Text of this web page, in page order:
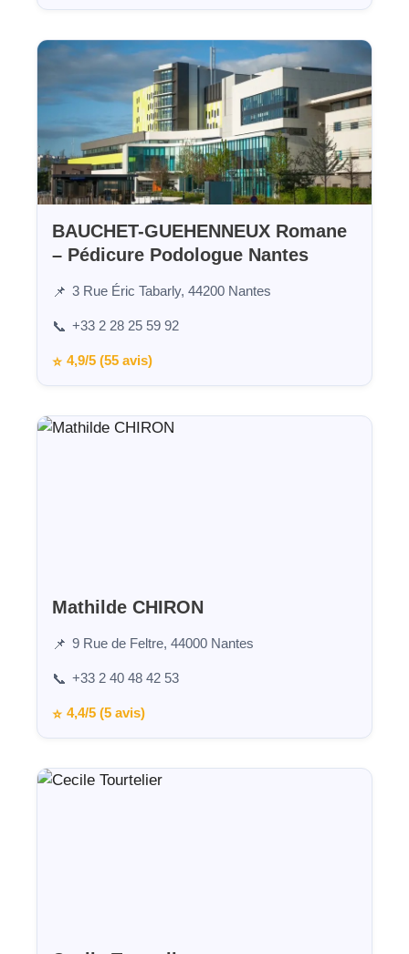
BAUCHET-GUEHENNEUX Romane
– Pédicure Podologue Nantes
📌 3 Rue Éric Tabarly, 44200 Nantes
📞 +33 2 28 25 59 92
⭐ 4,9/5 (55 avis)
Mathilde CHIRON
📌 9 Rue de Feltre, 44000 Nantes
📞 +33 2 40 48 42 53
⭐ 4,4/5 (5 avis)